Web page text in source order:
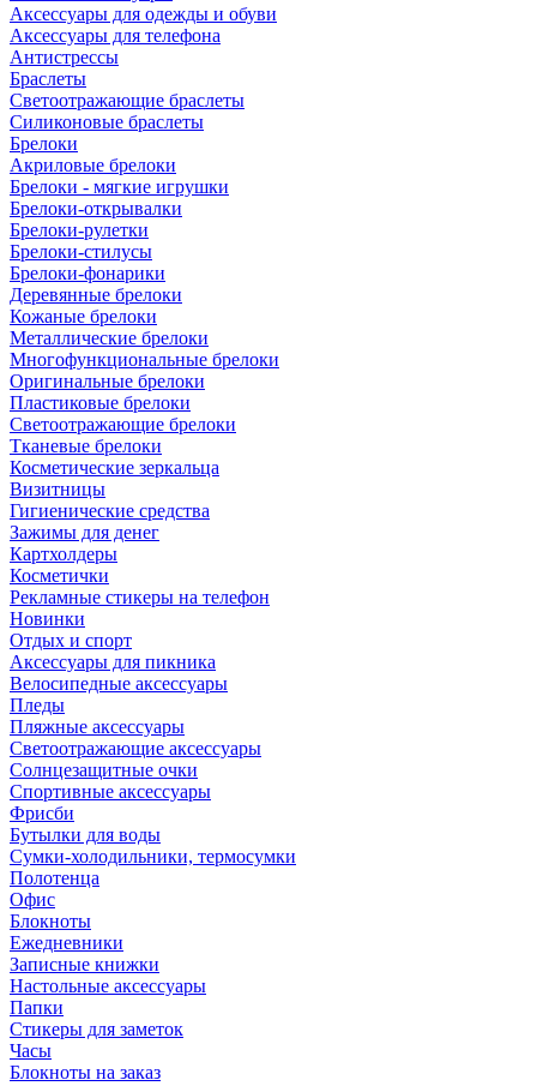
Аксессуары для одежды и обуви
Аксессуары для телефона
Антистрессы
Браслеты
Светоотражающие браслеты
Силиконовые браслеты
Брелоки
Акриловые брелоки
Брелоки - мягкие игрушки
Брелоки-открывалки
Брелоки-рулетки
Брелоки-стилусы
Брелоки-фонарики
Деревянные брелоки
Кожаные брелоки
Металлические брелоки
Многофункциональные брелоки
Оригинальные брелоки
Пластиковые брелоки
Светоотражающие брелоки
Тканевые брелоки
Косметические зеркальца
Визитницы
Гигиенические средства
Зажимы для денег
Картхолдеры
Косметички
Рекламные стикеры на телефон
Новинки
Отдых и спорт
Аксессуары для пикника
Велосипедные аксессуары
Пледы
Пляжные аксессуары
Светоотражающие аксессуары
Солнцезащитные очки
Спортивные аксессуары
Фрисби
Бутылки для воды
Сумки-холодильники, термосумки
Полотенца
Офис
Блокноты
Ежедневники
Записные книжки
Настольные аксессуары
Папки
Стикеры для заметок
Часы
Блокноты на заказ